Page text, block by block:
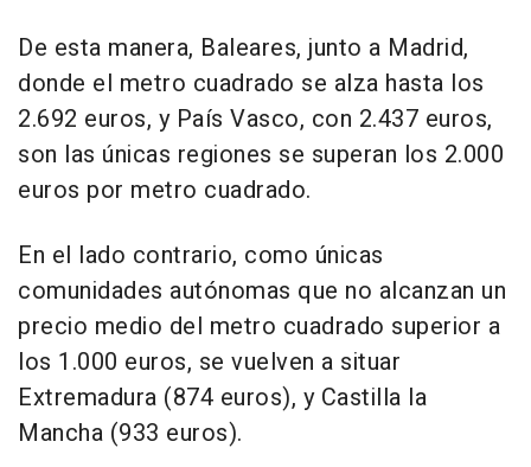
De esta manera, Baleares, junto a Madrid,
donde el metro cuadrado se alza hasta los
2.692 euros, y País Vasco, con 2.437 euros,
son las únicas regiones se superan los 2.000
euros por metro cuadrado.
En el lado contrario, como únicas
comunidades autónomas que no alcanzan un
precio medio del metro cuadrado superior a
los 1.000 euros, se vuelven a situar
Extremadura (874 euros), y Castilla la
Mancha (933 euros).